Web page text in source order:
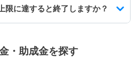
限に達すると終了しますか？
・助成金を探す